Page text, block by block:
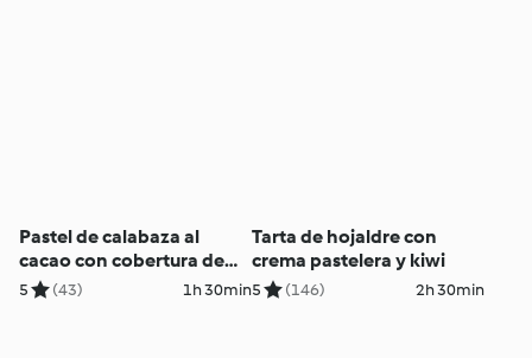
Pastel de calabaza al
cacao con cobertura de
fresa
5 (43) 1h 30min
Tarta de hojaldre con
crema pastelera y kiwi
5 (146) 2h 30min